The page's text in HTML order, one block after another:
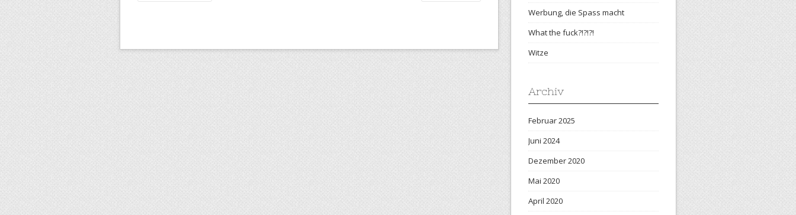
Werbung, die Spass macht
What the fuck?!?!?!
Witze
Archiv
Februar 2025
Juni 2024
Dezember 2020
Mai 2020
April 2020